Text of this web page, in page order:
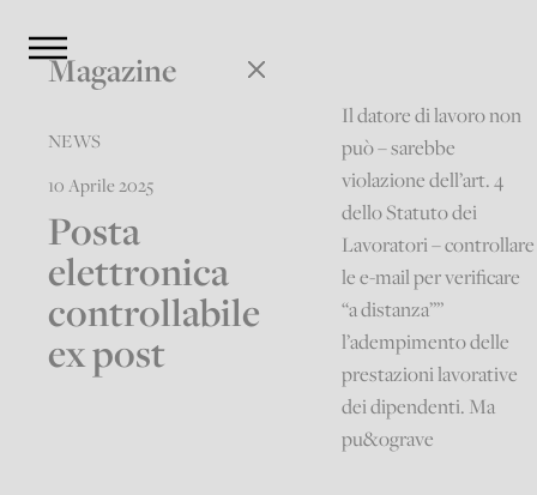
Magazine
NEWS
10 Aprile 2025
Posta
elettronica
controllabile
ex post
Il datore di lavoro non
può – sarebbe
violazione dell’art. 4
dello Statuto dei
Lavoratori – controllare
le e-mail per verificare
“a distanza””
l’adempimento delle
prestazioni lavorative
dei dipendenti. Ma
pu&ograve